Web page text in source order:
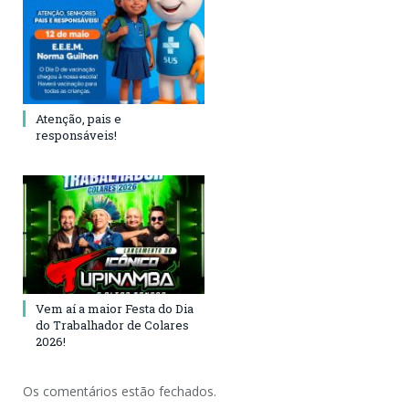
Atenção, pais e
responsáveis!
Vem aí a maior Festa do Dia
do Trabalhador de Colares
2026!
Os comentários estão fechados.